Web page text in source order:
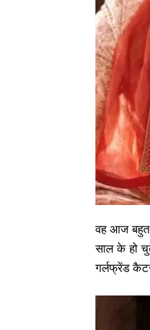
वह आज बहुत
साल के हो
गर्लफ्रेंड